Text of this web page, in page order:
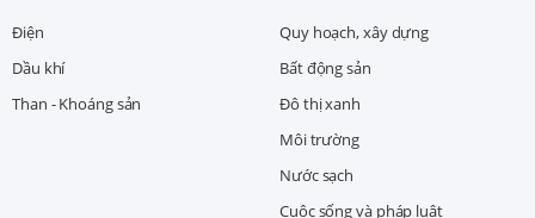
Điện
Dầu khí
Than - Khoáng sản
Quy hoạch, xây dựng
Bất động sản
Đô thị xanh
Môi trường
Nước sạch
Cuộc sống và pháp luật